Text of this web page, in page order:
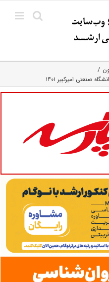
امیرکبیر ۱۴۰۱